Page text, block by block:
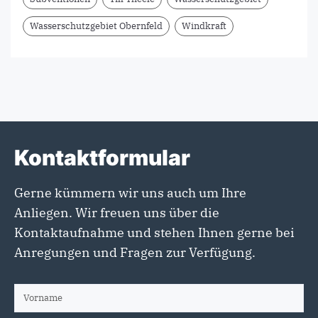
Wasserschutzgebiet Obernfeld Windkraft
Kontaktformular
Gerne kümmern wir uns auch um Ihre
Anliegen. Wir freuen uns über die
Kontaktaufnahme und stehen Ihnen gerne bei
Anregungen und Fragen zur Verfügung.